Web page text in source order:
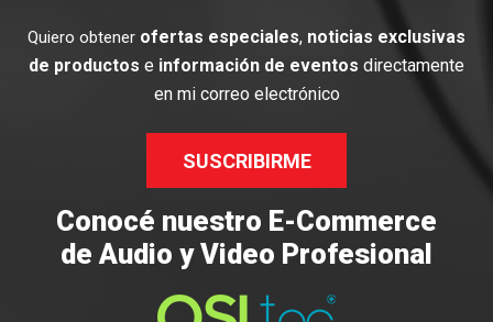
Quiero obtener ofertas especiales, noticias exclusivas
de productos e información de eventos directamente
en mi correo electrónico
SUSCRIBIRME
Conocé nuestro E-Commerce
de Audio y Video Profesional